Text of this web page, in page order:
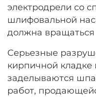
электродрели со
шлифовальной
должна вращаться
Серьезные
кирпичной кладке
заделываются
работ,